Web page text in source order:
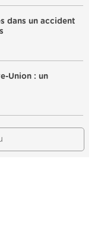
dans un accident
Union : un